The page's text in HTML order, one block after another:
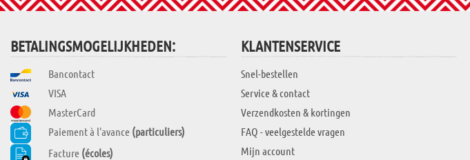
BETALINGSMOGELIJKHEDEN:
Bancontact
VISA
MasterCard
Paiement à l'avance (particuliers)
Facture (écoles)
KLANTENSERVICE
Snel-bestellen
Service & contact
Verzendkosten & kortingen
FAQ - veelgestelde vragen
Mijn account